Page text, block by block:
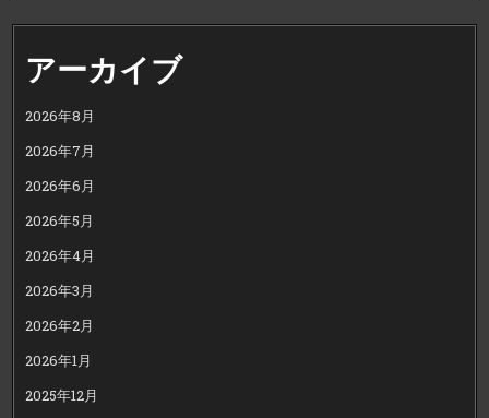
アーカイブ
2026年8月
2026年7月
2026年6月
2026年5月
2026年4月
2026年3月
2026年2月
2026年1月
2025年12月